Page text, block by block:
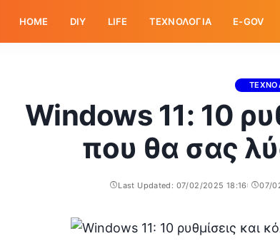
HOME DIY LIFE ΤΕΧΝΟΛΟΓΙΑ E-GOV
Windows 11: 10
που θα σας
Last Updated: 07/02/2025 18:16 07/